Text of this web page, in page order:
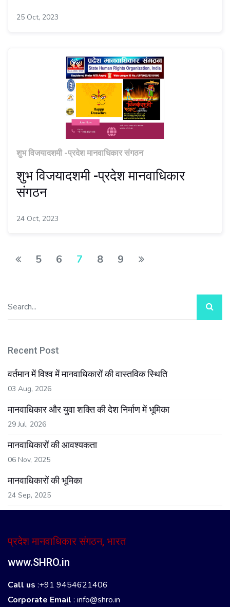
25 Oct, 2023
शुभ विजयादशमी -प्रदेश मानवाधिकार संगठन
शुभ विजयादशमी -प्रदेश मानवाधिकार
संगठन
24 Oct, 2023
5 6 7 8 9
Recent Post
वर्तमान में विश्व में मानवाधिकारों की वास्तविक स्थिति
03 Aug, 2026
मानवाधिकार और युवा शक्ति की देश निर्माण में भूमिका
29 Jul, 2026
मानवाधिकारों की आवश्यकता
06 Nov, 2025
मानवाधिकारों की भूमिका
24 Sep, 2025
प्रदेश मानवाधिकार संगठन, भारत
www.SHRO.in
Call us :+91 9454621406
Corporate Email : info@shro.in